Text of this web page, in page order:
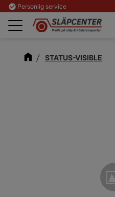
Meny
check_circle Personlig service
STATUS-VISIBLE